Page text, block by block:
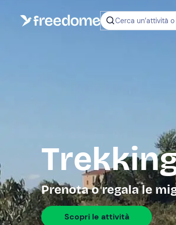
Cerca un’attività
Prenota o regala le
Scopri le attività